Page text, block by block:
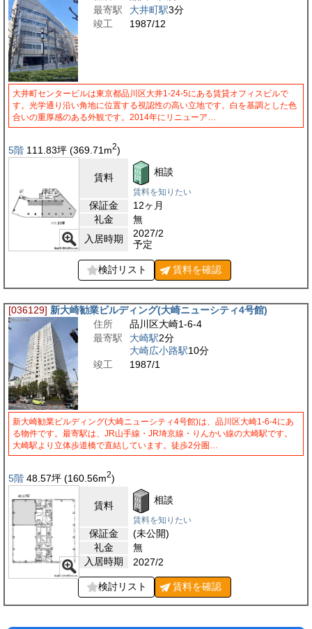
最寄駅
大井町駅3分
竣工
1987/12
大井町センタービルは東京都品川区大井1-24-5にある賃貸オフィスビルで
す。光学通り沿い角地に位置する視認性の高い立地です。白を基調とした色
合いの重厚感のある外観です。2014年にリニューア…
5階 111.83坪 (369.71 m2)
賃料 相談
賃料を知りたい
保証金
12ヶ月
礼金
無
入居時期
2027/2
予定
検討リスト 賃料を確認
[036129] 新大崎勧業ビルディング(大崎ニューシティ4号館)
住所
品川区大崎1-6-4
最寄駅
大崎駅2分
大崎広小路駅10分
竣工
1987/1
新大崎勧業ビルディング(大崎ニューシティ4号館)は、品川区大崎1-6-4にあ
る物件です。最寄駅は、JR山手線・JR埼京線・りんかい線の大崎駅です。
大崎駅より立体歩道橋で直結しています。徒歩2分圏…
5階 48.57坪 (160.56m2)
賃料 相談
賃料を知りたい
保証金
(未公開)
礼金
無
入居時期
2027/2
検討リスト 賃料を確認